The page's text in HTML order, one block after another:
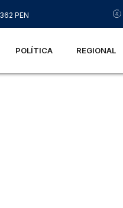
PEN
POLÍTICA REGIONAL